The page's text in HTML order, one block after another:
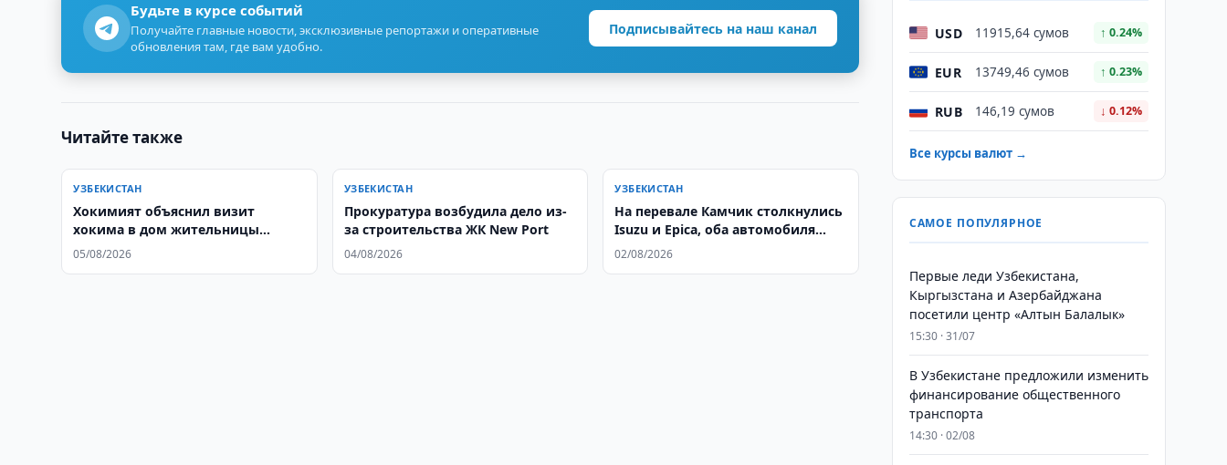
Будьте в курсе событий
Получайте главные новости, эксклюзивные репортажи и оперативные
обновления там, где вам удобно.
Подписывайтесь на наш канал
Читайте также
УЗБЕКИСТАН
Хокимият объяснил визит
хокима в дом жительницы
Шахрисабза
05/08/2026
УЗБЕКИСТАН
Прокуратура возбудила дело из-
за строительства ЖК New Port
04/08/2026
УЗБЕКИСТАН
На перевале Камчик столкнулись
Isuzu и Epica, оба автомобиля
сгорели
02/08/2026
USD 11915,64 сумов ↑ 0.24%
EUR 13749,46 сумов ↑ 0.23%
RUB 146,19 сумов ↓ 0.12%
Все курсы валют →
САМОЕ ПОПУЛЯРНОЕ
Первые леди Узбекистана,
Кыргызстана и Азербайджана
посетили центр «Алтын Балалык»
15:30 · 31/07
В Узбекистане предложили изменить
финансирование общественного
транспорта
14:30 · 02/08